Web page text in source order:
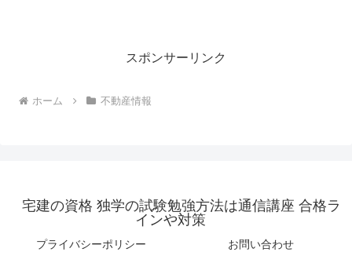
スポンサーリンク
ホーム 不動産情報
宅建の資格 独学の試験勉強方法は通信講座 合格ラ
インや対策
プライバシーポリシー お問い合わせ